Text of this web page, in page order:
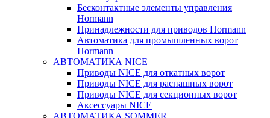
Бесконтактные элементы управления
Hormann
Принадлежности для приводов Hormann
Автоматика для промышленных ворот
Hormann
АВТОМАТИКА NICE
Приводы NICE для откатных ворот
Приводы NICE для распашных ворот
Приводы NICE для секционных ворот
Аксессуары NICE
АВТОМАТИКА SOMMER